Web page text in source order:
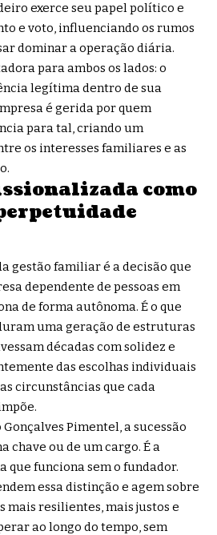
exerce seu papel político e
e voto, influenciando os rumos
dominar a operação diária.
para ambos os lados: o
legítima dentro de sua
é gerida por quem
para tal, criando um
os interesses familiares e as
como
gestão familiar é a decisão que
dependente de pessoas em
de forma autônoma. É o que
uma geração de estruturas
décadas com solidez e
das escolhas individuais
circunstâncias que cada
Pimentel, a sucessão
chave ou de um cargo. É a
que funciona sem o fundador.
essa distinção e agem sobre
mais resilientes, mais justos e
ao longo do tempo, sem